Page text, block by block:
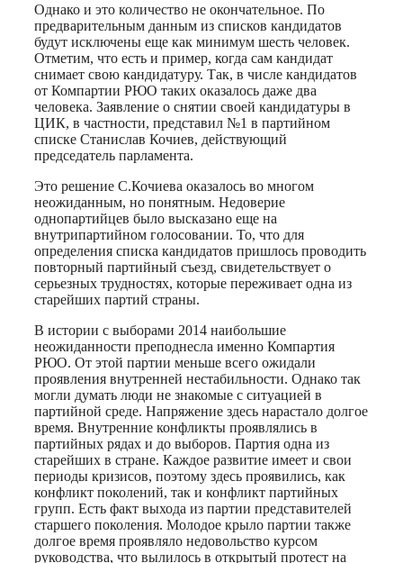
Однако и это количество не окончательное. По
предварительным данным из списков кандидатов
будут исключены еще как минимум шесть человек.
Отметим, что есть и пример, когда сам кандидат
снимает свою кандидатуру. Так, в числе кандидатов
от Компартии РЮО таких оказалось даже два
человека. Заявление о снятии своей кандидатуры в
ЦИК, в частности, представил №1 в партийном
списке Станислав Кочиев, действующий
председатель парламента.
Это решение С.Кочиева оказалось во многом
неожиданным, но понятным. Недоверие
однопартийцев было высказано еще на
внутрипартийном голосовании. То, что для
определения списка кандидатов пришлось проводить
повторный партийный съезд, свидетельствует о
серьезных трудностях, которые переживает одна из
старейших партий страны.
В истории с выборами 2014 наибольшие
неожиданности преподнесла именно Компартия
РЮО. От этой партии меньше всего ожидали
проявления внутренней нестабильности. Однако так
могли думать люди не знакомые с ситуацией в
партийной среде. Напряжение здесь нарастало долгое
время. Внутренние конфликты проявлялись в
партийных рядах и до выборов. Партия одна из
старейших в стране. Каждое развитие имеет и свои
периоды кризисов, поэтому здесь проявились, как
конфликт поколений, так и конфликт партийных
групп. Есть факт выхода из партии представителей
старшего поколения. Молодое крыло партии также
долгое время проявляло недовольство курсом
руководства, что вылилось в открытый протест на